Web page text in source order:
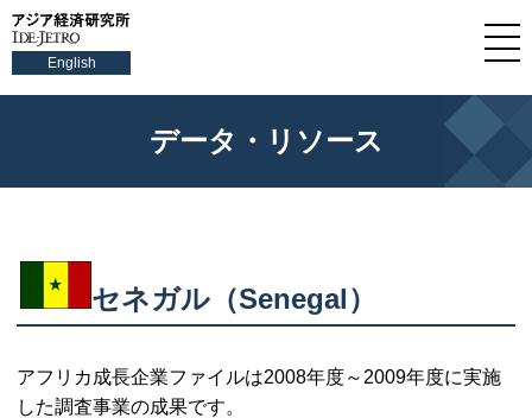
English
データ・リソース
セネガル（Senegal）
アフリカ成長企業ファイルは2008年度～2009年度に実施
した調査事業の成果です。